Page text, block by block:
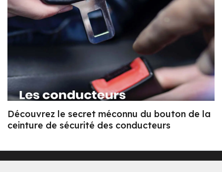
Découvrez le secret méconnu du bouton de la
ceinture de sécurité des conducteurs